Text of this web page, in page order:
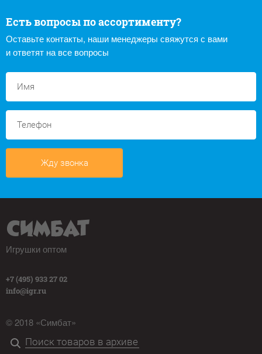
Есть вопросы по ассортименту?
Оставьте контакты, наши менеджеры свяжутся с вами
и ответят на все вопросы
Жду звонка
Игрушки оптом
+7 (495) 933 27 02
info@igr.ru
© 2018 «Симбат»